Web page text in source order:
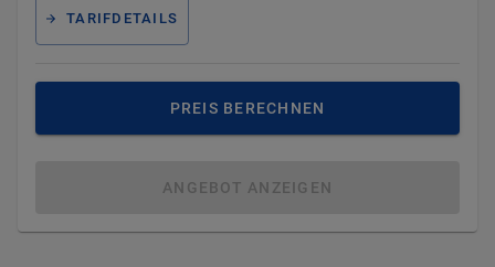
TARIFDETAILS
PREIS BERECHNEN
ANGEBOT ANZEIGEN